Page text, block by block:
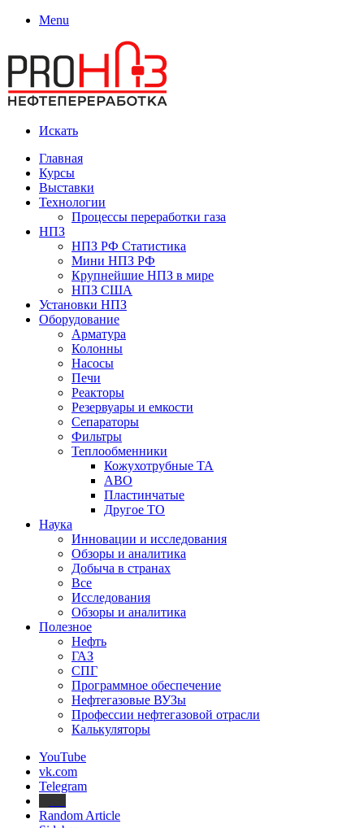
Menu
Искать
Главная
Курсы
Выставки
Технологии
Процессы переработки газа
НПЗ
НПЗ РФ Статистика
Мини НПЗ РФ
Крупнейшие НПЗ в мире
НПЗ США
Установки НПЗ
Оборудование
Арматура
Колонны
Насосы
Печи
Реакторы
Резервуары и емкости
Сепараторы
Фильтры
Теплообменники
Кожухотрубные ТА
АВО
Пластинчатые
Другое ТО
Наука
Инновации и исследования
Обзоры и аналитика
Добыча в странах
Все
Исследования
Обзоры и аналитика
Полезное
Нефть
ГАЗ
СПГ
Программное обеспечение
Нефтегазовые ВУЗы
Профессии нефтегазовой отрасли
Калькуляторы
YouTube
vk.com
Telegram
Random Article